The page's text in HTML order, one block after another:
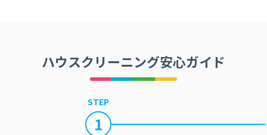
ハウスクリーニング安心ガイド
STEP
1